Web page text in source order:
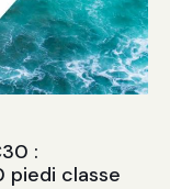
:
piedi classe